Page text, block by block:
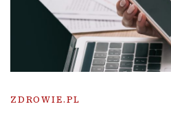
ZDROWIE.PL